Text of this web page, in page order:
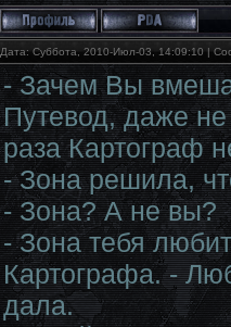
Дата: Суббота, 2010-Июл-03, 14:09:10 |
- Зачем Вы
Путевод, даже
раза Картограф
- Зона решила,
- Зона? А не вы?
- Зона тебя
Картографа. -
дала.